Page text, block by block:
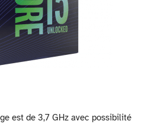
est de 3,7 GHz avec possibilité